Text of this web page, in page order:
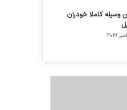
وسیله کاملا خودران